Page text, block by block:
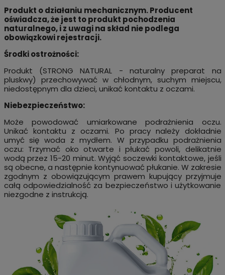
Produkt o działaniu mechanicznym. Producent
oświadcza, że jest to produkt pochodzenia
naturalnego, i z uwagi na skład nie podlega
obowiązkowi rejestracji.
Środki ostrożności:
Produkt (STRONG NATURAL - naturalny preparat na
pluskwy) przechowywać w chłodnym, suchym miejscu,
niedostępnym dla dzieci, unikać kontaktu z oczami.
Niebezpieczeństwo:
Może powodować umiarkowane podrażnienia oczu.
Unikać kontaktu z oczami. Po pracy należy dokładnie
umyć się woda z mydłem. W przypadku podrażnienia
oczu: Trzymać oko otwarte i płukać powoli, delikatnie
wodą przez 15-20 minut. Wyjąć soczewki kontaktowe, jeśli
są obecne, a następnie kontynuować płukanie. W zakresie
zgodnym z obowiązującym prawem kupujący przyjmuje
całą odpowiedzialność za bezpieczeństwo i użytkowanie
niezgodne z instrukcją.